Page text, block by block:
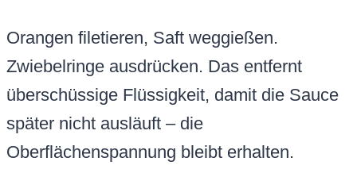
Orangen filetieren, Saft weggießen.
Zwiebelringe ausdrücken. Das entfernt
überschüssige Flüssigkeit, damit die Sauce
später nicht ausläuft – die
Oberflächenspannung bleibt erhalten.